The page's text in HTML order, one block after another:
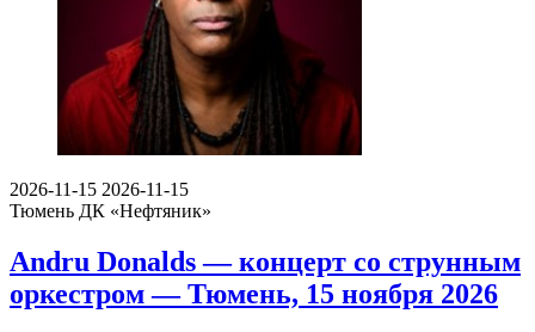
2026-11-15 2026-11-15
Тюмень ДК «Нефтяник»
Andru Donalds — концерт со струнным
оркестром — Тюмень, 15 ноября 2026